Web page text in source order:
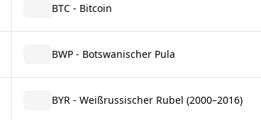
BTC - Bitcoin
BWP - Botswanischer Pula
BYR - Weißrussischer Rubel (2000–2016)